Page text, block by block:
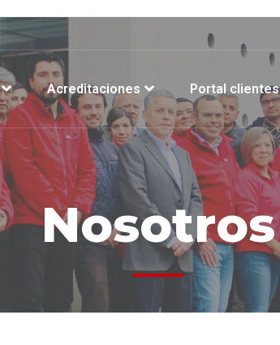
Acreditaciones Portal clientes
Nosotros